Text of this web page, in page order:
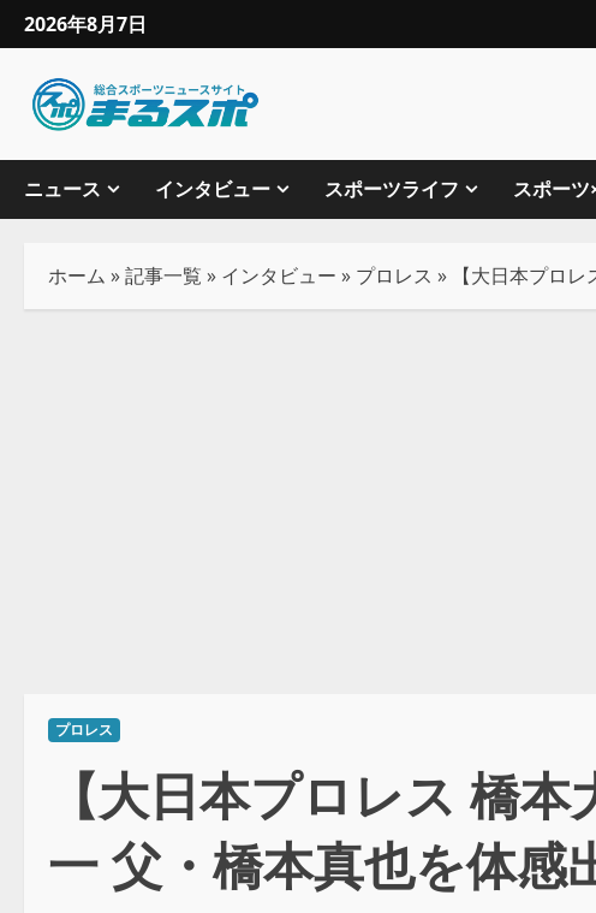
2026年8月7日
ニュース インタビュー スポーツライフ スポーツ
ホーム »記事一覧 » インタビュー » プロレス » 【大日本プロ
プロレス
【大日本プロレス 橋
一 父・橋本真也を体感